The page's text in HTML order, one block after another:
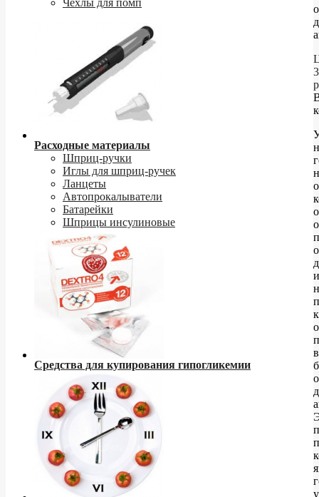
Расходные материалы
Шприц-ручки
Иглы для шприц-ручек
Ланцеты
Автопрокалыватели
Батарейки
Шприцы инсулиновые
Средства для купирования гипогликемии
и